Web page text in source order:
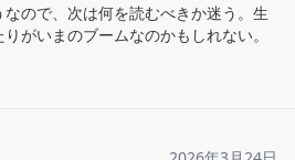
ので、次は何を読むべきか迷う。生
がいまのブームなのかもしれない。